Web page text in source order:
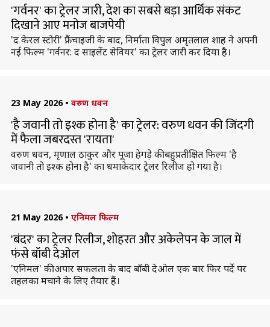
'गर्वनर' का ट्रेलर जारी, देश का सबसे बड़ा आर्थिक संकट
दिखाने आए मनोज बाजपेयी
'द केरल स्टोरी' फ्रैंचाइजी के बाद, निर्माता विपुल अमृतलाल शाह ने अपनी
नई फिल्म 'गर्वनर: द साइलेंट सेवियर' का ट्रेलर जारी कर दिया है।
23 May 2026 • वरुण धवन
'है जवानी तो इश्क होना है' का ट्रेलर: वरुण धवन की जिंदगी
में फैला जबरदस्त 'रायता'
वरुण धवन, मृणाल ठाकुर और पूजा हेगड़े की बहुप्रतीक्षित फिल्म 'है
जवानी तो इश्क होना है' का धमाकेदार ट्रेलर रिलीज हो गया है।
21 May 2026 • एनिमल फिल्म
'बंदर' का ट्रेलर रिलीज, शाेहरत और अकेलेपन के जाल में
फंसे बॉबी देओल
'एनिमल' की अपार सफलता के बाद बॉबी देओल एक बार फिर पर्दे पर
तहलका मचाने के लिए तैयार हैं।